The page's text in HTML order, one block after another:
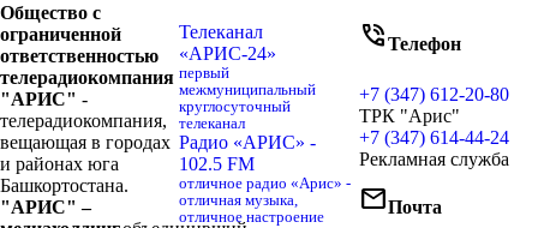
Общество с
ограниченной
ответственностью
телерадиокомпания
"АРИС" -
телерадиокомпания,
вещающая в городах
и районах юга
Башкортостана.
"АРИС" –
Телеканал
«АРИС-24»
первый
межмуниципальный
круглосуточный
телеканал
Радио «АРИС» -
102.5 FM
отличное радио «Арис» -
отличная музыка,
отличное настроение
phone_in_talkТелефон
+7 (347) 612-20-80
ТРК "Арис"
+7 (347) 614-44-24
Рекламная служба
mailПочта